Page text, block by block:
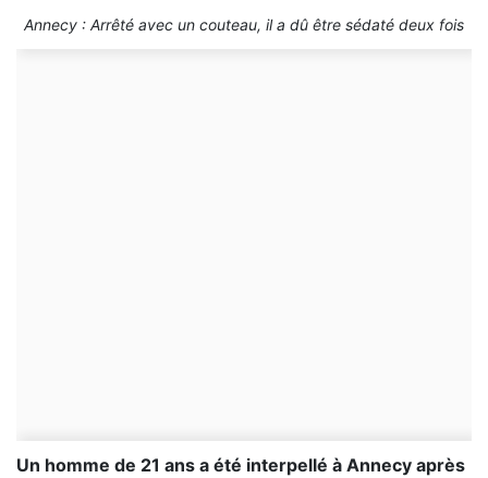
Annecy : Arrêté avec un couteau, il a dû être sédaté deux fois
Un homme de 21 ans a été interpellé à Annecy après